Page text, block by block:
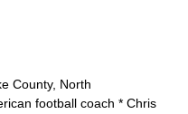
County, North
football coach * Chris